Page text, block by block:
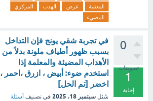
المعتمة
عرض الهدب
المركزي
المضيء
0
تصويتات
1
إجابة
في تجربة شقي يونج فإن التداخل
بسبب ظهور أطياف ملونة بدلاً من
الأهداب المضيئة والمعلمة إذا
استخدم ضوء: أبيض ، ازرق ،احمر ،
اخضر [تم الحل]
سُئل سبتمبر 18، 2025 في تصنيف أسئلة